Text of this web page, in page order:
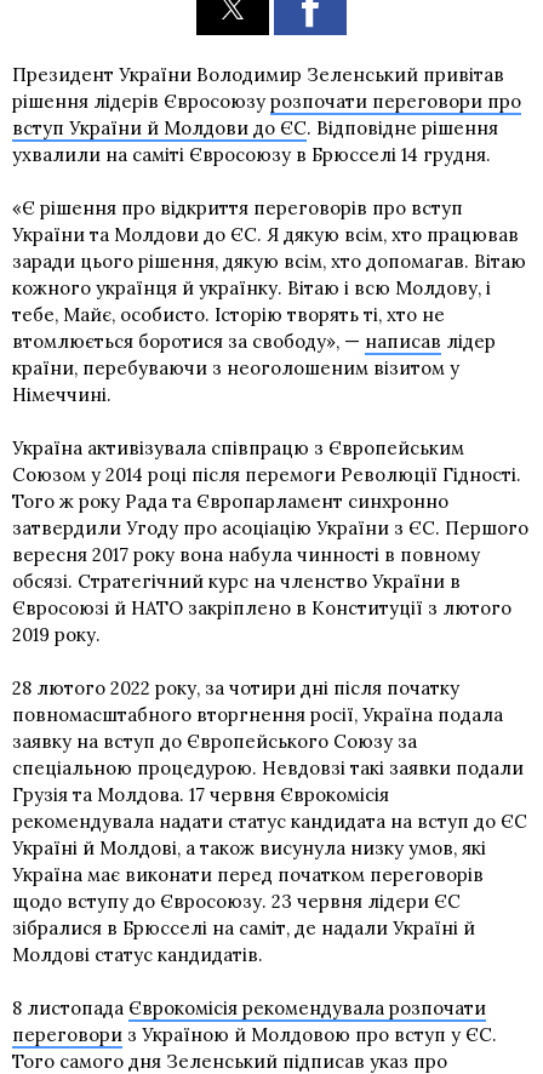
Президент України Володимир Зеленський привітав
рішення лідерів Євросоюзу розпочати переговори про
вступ України й Молдови до ЄС. Відповідне рішення
ухвалили на саміті Євросоюзу в Брюсселі 14 грудня.
«Є рішення про відкриття переговорів про вступ
України та Молдови до ЄС. Я дякую всім, хто працював
заради цього рішення, дякую всім, хто допомагав. Вітаю
кожного українця й українку. Вітаю і всю Молдову, і
тебе, Майє, особисто. Історію творять ті, хто не
втомлюється боротися за свободу», — написав лідер
країни, перебуваючи з неоголошеним візитом у
Німеччині.
Україна активізувала співпрацю з Європейським
Союзом у 2014 році після перемоги Революції Гідності.
Того ж року Рада та Європарламент синхронно
затвердили Угоду про асоціацію України з ЄС. Першого
вересня 2017 року вона набула чинності в повному
обсязі. Стратегічний курс на членство України в
Євросоюзі й НАТО закріплено в Конституції з лютого
2019 року.
28 лютого 2022 року, за чотири дні після початку
повномасштабного вторгнення росії, Україна подала
заявку на вступ до Європейського Союзу за
спеціальною процедурою. Невдовзі такі заявки подали
Грузія та Молдова. 17 червня Єврокомісія
рекомендувала надати статус кандидата на вступ до ЄС
Україні й Молдові, а також висунула низку умов, які
Україна має виконати перед початком переговорів
щодо вступу до Євросоюзу. 23 червня лідери ЄС
зібралися в Брюсселі на саміт, де надали Україні й
Молдові статус кандидатів.
8 листопада Єврокомісія рекомендувала розпочати
переговори з Україною й Молдовою про вступ у ЄС.
Того самого дня Зеленський підписав указ про